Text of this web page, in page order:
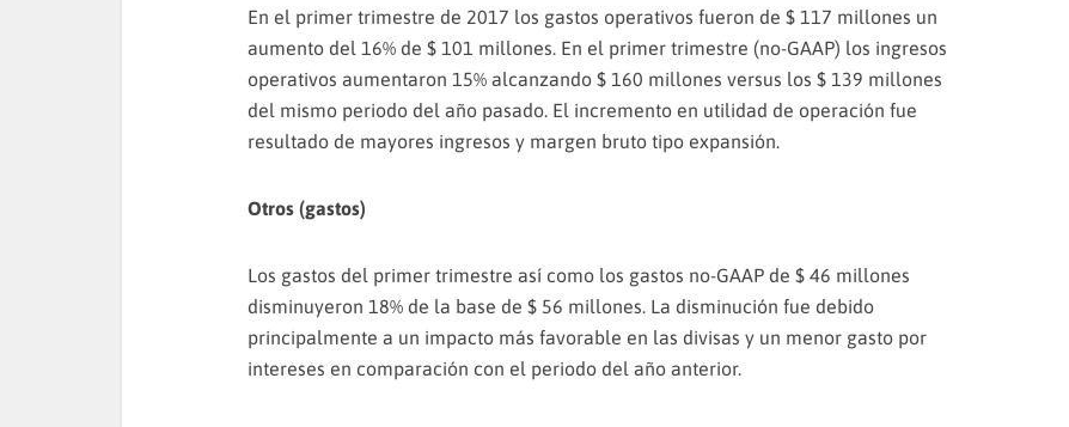
En el primer trimestre de 2017 los gastos operativos fueron de $ 117 millones un
aumento del 16% de $ 101 millones. En el primer trimestre (no-GAAP) los ingresos
operativos aumentaron 15% alcanzando $ 160 millones versus los $ 139 millones
del mismo periodo del año pasado. El incremento en utilidad de operación fue
resultado de mayores ingresos y margen bruto tipo expansión.
Otros (gastos)
Los gastos del primer trimestre así como los gastos no-GAAP de $ 46 millones
disminuyeron 18% de la base de $ 56 millones. La disminución fue debido
principalmente a un impacto más favorable en las divisas y un menor gasto por
intereses en comparación con el periodo del año anterior.